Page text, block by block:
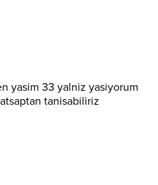
yasim 33 yalniz yasiyorum
tanisabiliriz